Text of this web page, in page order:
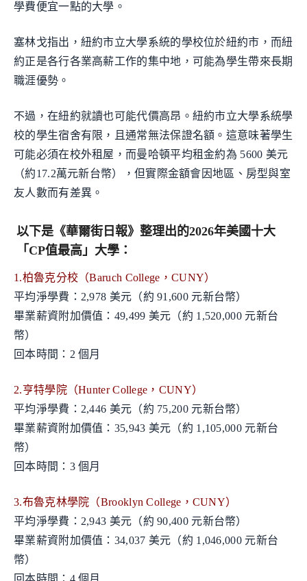
學費便宜一點的大學。
塞林戈指出，紐約市立大學系統的學校位於紐約市，而紐
約正是各行各業高薪工作的集中地，可能為學生帶來長期
職涯優勢。
不過，在紐約就讀也可能代價高昂。紐約市立大學系統學
校的學生宿舍有限，且通常無法保證名額。這意味著學生
可能必須在校外租屋，而曼哈頓平均租金約為 5600 美元
（約17.2萬元新台幣），但實際金額會因地區、房型與室
友人數而有差異。
以下是《華爾街日報》整理出的2026年美國十大
「CP值最高」大學：
1.柏魯克分校（Baruch College，CUNY）
平均淨學費：2,978 美元（約 91,600 元新台幣）
畢業薪資附加價值：49,499 美元（約 1,520,000 元新台
幣）
回本時間：2 個月
2.亨特學院（Hunter College，CUNY）
平均淨學費：2,446 美元（約 75,200 元新台幣）
畢業薪資附加價值：35,943 美元（約 1,105,000 元新台
幣）
回本時間：3 個月
3.布魯克林學院（Brooklyn College，CUNY）
平均淨學費：2,943 美元（約 90,400 元新台幣）
畢業薪資附加價值：34,037 美元（約 1,046,000 元新台
幣）